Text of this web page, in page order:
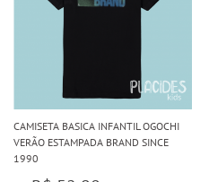
CAMISETA BASICA INFANTIL OGOCHI
VERÃO ESTAMPADA BRAND SINCE
1990